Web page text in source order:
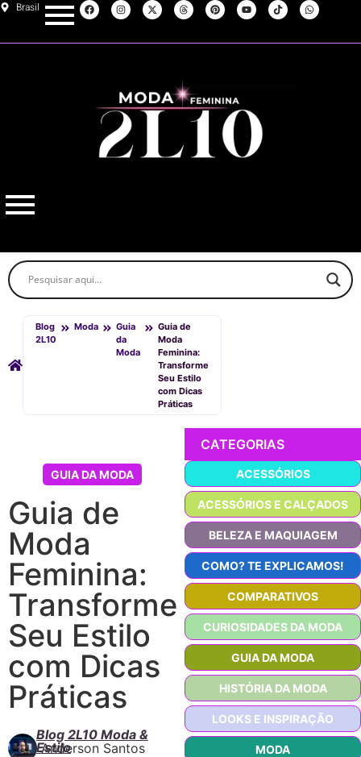
Brasil
Blog
2L10
Moda
Guia
da
Moda
Guia de
Moda
Feminina:
Transforme
Seu Estilo
com Dicas
Práticas
GUIA DA MODA
Guia de
Moda
Feminina:
Transforme
Seu Estilo
com Dicas
Práticas
Blog 2L10 Moda &
Estilo
Anderson Santos
CATEGORIAS
ACESSÓRIOS
ACESSÓRIOS E CALÇADOS
BELEZA E MAQUIAGEM
COMO? TE EXPLICAMOS!
COMPARATIVOS
CURIOSIDADES DA MODA
GUIA DA MODA
HISTÓRIA DA MODA
LOOKS E INSPIRAÇÃO
MODA